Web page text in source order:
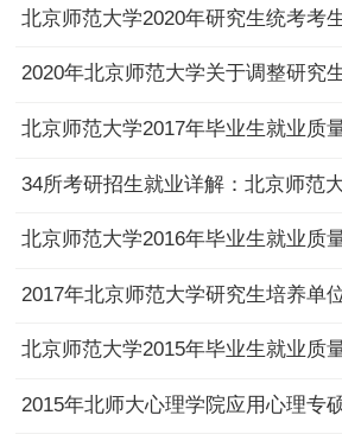
北京师范大学2017年毕业生就业质
34所考研招生就业详解：北京师范
北京师范大学2016年毕业生就业质
2017年北京师范大学研究生培养单
北京师范大学2015年毕业生就业质